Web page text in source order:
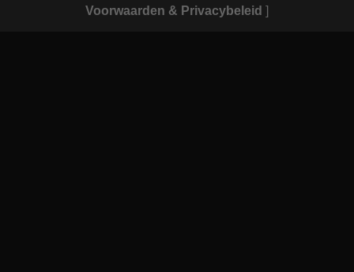
Voorwaarden & Privacybeleid ]